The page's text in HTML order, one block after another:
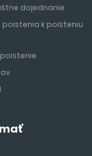
dojednanie
k poisteniu